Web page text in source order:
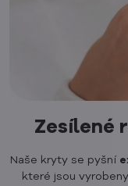
Zesílené
Naše kryty se pyšní
které jsou